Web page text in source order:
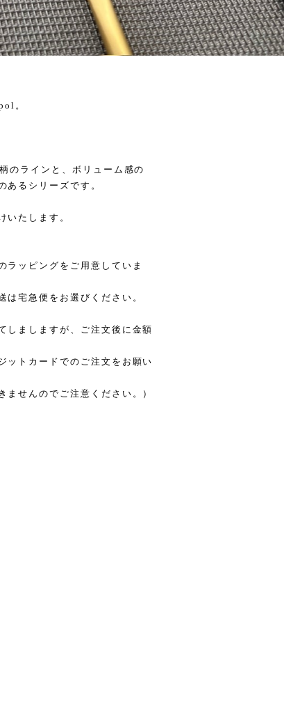
。
のラインと、ボリューム感の
あるシリーズです。
いたします。
ラッピングをご用意していま
は宅急便をお選びください。
しましますが、ご注文後に金額
ットカードでのご注文をお願い
ませんのでご注意ください。）